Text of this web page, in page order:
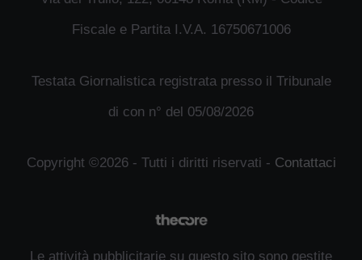
Fiscale e Partita I.V.A. 16750671006
Testata Giornalistica registrata presso il Tribunale
di con n° del 05/08/2026
Copyright ©2026 - Tutti i diritti riservati - Contattaci
Le attività pubblicitarie su questo sito sono gestite